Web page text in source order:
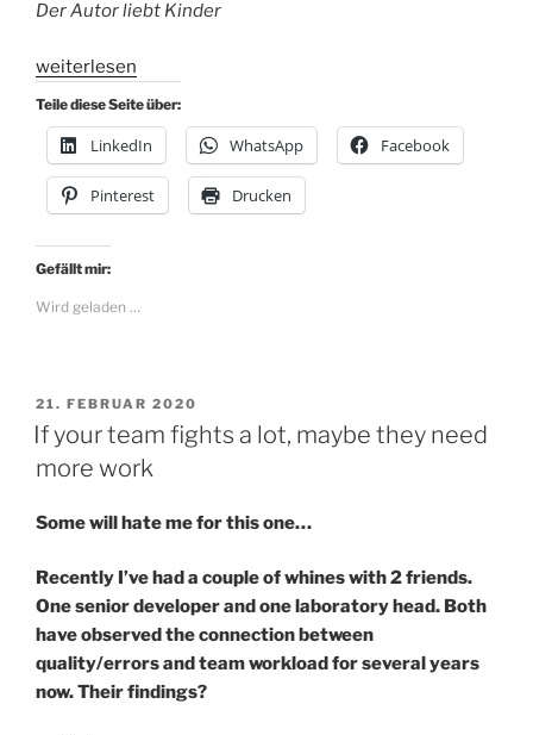
Der Autor liebt Kinder
„Gentrifizierung
in
der
Guten
Stube“
weiterlesen
Teile diese Seite über:
LinkedIn WhatsApp Facebook
Pinterest Drucken
Gefällt mir:
Wird geladen …
VERÖFFENTLICHT
AM
21. FEBRUAR 2020
If your team fights a lot, maybe they need
more work
Some will hate me for this one…
Recently I’ve had a couple of whines with 2 friends.
One senior developer and one laboratory head. Both
have observed the connection between
quality/errors and team workload for several years
now. Their findings?